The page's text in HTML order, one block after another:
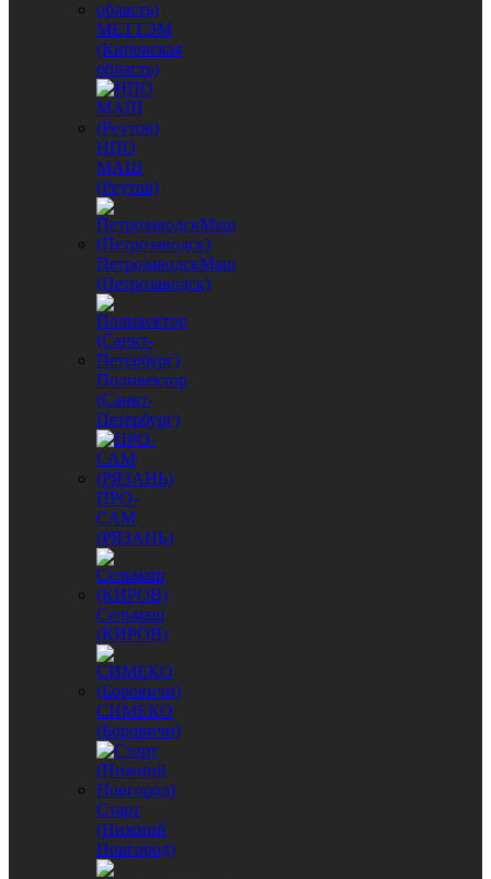
МЕТТЭМ
(Кировская
область)
НПО
МАШ
(Реутов)
ПетрозаводскМаш
(Петрозаводск)
Поливектор
(Санкт-
Петербург)
ПРО-
САМ
(РЯЗАНЬ)
Сельмаш
(КИРОВ)
СИМЕКО
(Боровичи)
Старт
(Нижний
Новгород)